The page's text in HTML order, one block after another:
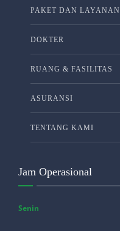
PAKET DAN LAYANAN
DOKTER
RUANG & FASILITAS
ASURANSI
TENTANG KAMI
Jam Operasional
Senin